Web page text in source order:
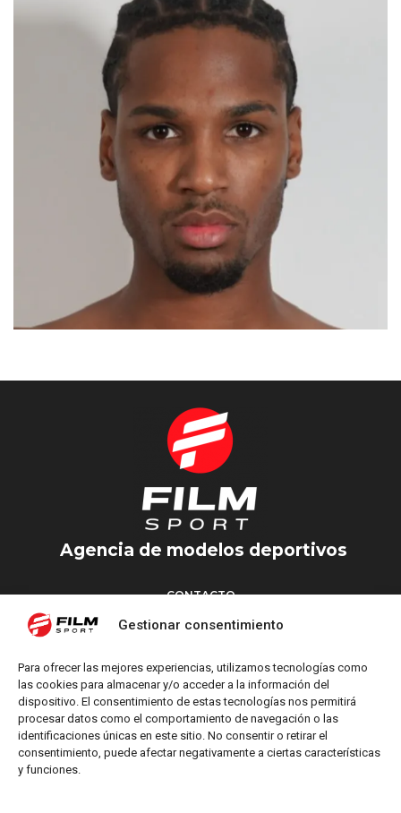
Gestionar consentimiento
Para ofrecer las mejores experiencias, utilizamos tecnologías como
las cookies para almacenar y/o acceder a la información del
dispositivo. El consentimiento de estas tecnologías nos permitirá
procesar datos como el comportamiento de navegación o las
identificaciones únicas en este sitio. No consentir o retirar el
consentimiento, puede afectar negativamente a ciertas características
y funciones.
MADRID
AHDYL
Agencia de modelos deportivos
CONTACTO
Torrent d’en Vidalet, 51 baixos
M: info@filmsport.es
Aviso Legal
Política de Privacidad